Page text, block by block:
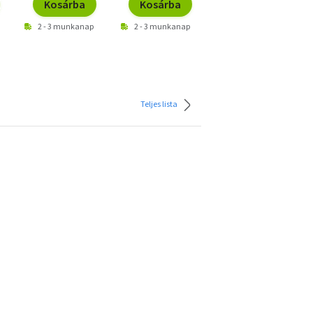
Kosárba
2 - 3 munkanap
Kosárba
2 - 3 munkanap
Teljes lista